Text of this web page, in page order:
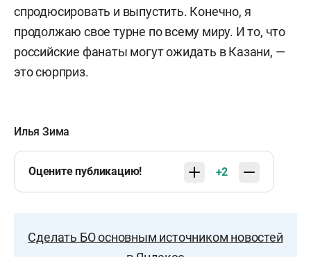
спродюсировать и выпустить. Конечно, я
продолжаю свое турне по всему миру. И то, что
российские фанаты могут ожидать в Казани, —
это сюрприз.
Илья Зима
Оцените публикацию! +2
Сделать БО основным источником новостей